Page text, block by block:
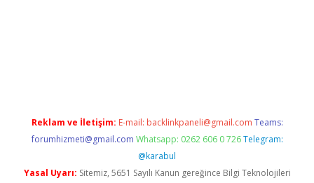
Reklam ve İletişim: E-mail: backlinkpaneli@gmail.com Teams:
forumhizmeti@gmail.com Whatsapp: 0262 606 0 726 Telegram:
@karabul
Yasal Uyarı: Sitemiz, 5651 Sayılı Kanun gereğince Bilgi Teknolojileri